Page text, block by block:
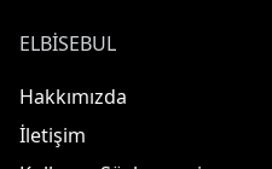
ELBISEBUL
Hakkımızda
İletişim